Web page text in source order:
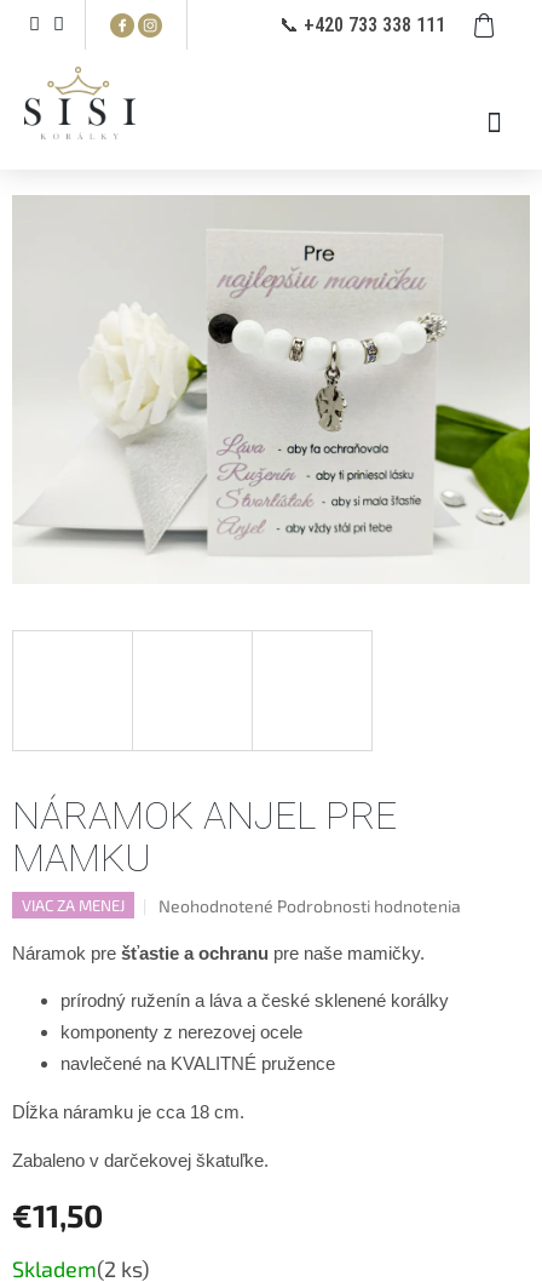
📞 +420 733 338 111
NÁRAMOK ANJEL PRE
MAMKU
VIAC ZA MENEJ
Priemerné
produktu
0,0
5
hviezdičiek.
Neohodnotené Podrobnosti hodnotenia
Náramok pre šťastie a ochranu pre naše mamičky.
prírodný ruženín a láva ačeské sklenené korálky
komponenty z nerezovej ocele
navlečené na KVALITNÉ pružence
Dĺžka náramku je cca 18 cm.
Zabaleno v darčekovej škatuľke.
€11,50
Jednotková
Skladem(2 ks)